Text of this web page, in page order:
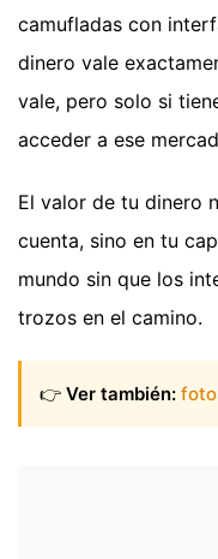
camufladas con
dinero vale
vale, pero solo si
acceder a ese
El valor de tu dinero
cuenta, sino en tu
mundo sin que los
trozos en el camino.
👉 Ver también: